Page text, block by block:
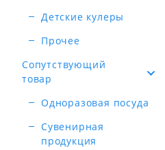
Детские кулеры
Прочее
Сопутствующий
товар
Одноразовая посуда
Сувенирная
продукция